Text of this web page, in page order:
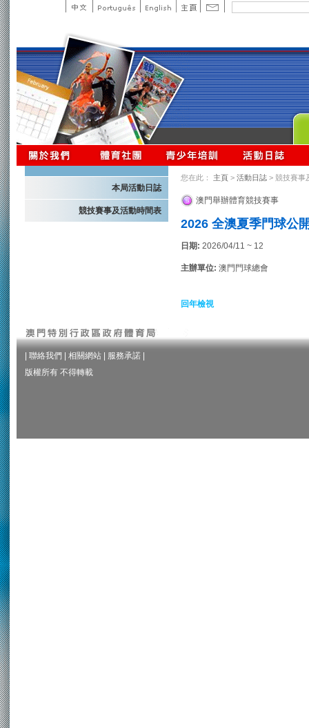
本局活動日誌
競技賽事及活動時間表
您在此： 主頁 > 活動日誌 > 競技賽事
澳門舉辦體育競技賽事
2026 全澳夏季門球公
日期: 2026/04/11 ~ 12
主辦單位: 澳門門球總會
回年檢視
聯絡我們 相關網站 服務承諾
版權所有 不得轉載